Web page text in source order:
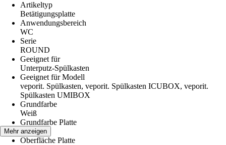
Artikeltyp
Betätigungsplatte
Anwendungsbereich
WC
Serie
ROUND
Geeignet für
Unterputz-Spülkasten
Geeignet für Modell
veporit. Spülkasten, veporit. Spülkasten ICUBOX, veporit.
Spülkasten UMIBOX
Grundfarbe
Weiß
Grundfarbe Platte
Weiß
Oberfläche Platte
Mehr anzeigen